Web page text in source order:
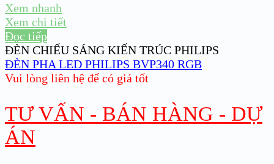
Xem nhanh
Xem chi tiết
Đọc tiếp
ĐÈN CHIẾU SÁNG KIẾN TRÚC PHILIPS
ĐÈN PHA LED PHILIPS BVP340 RGB
Vui lòng liên hệ để có giá tốt
TƯ VẤN - BÁN HÀNG - DỰ
ÁN